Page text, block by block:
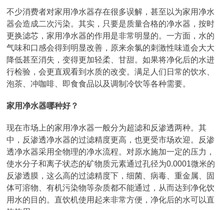
不少消费者对家用净水器存在很多误解，甚至以为家用净水
器会造成二次污染。其实，只要是质量合格的净水器，按时
更换滤芯，家用净水器的作用是非常明显的。一方面，水的
气味和口感会得到明显改善，原来余氯的刺激性味道会大大
降低甚至消失，变得更加轻柔、甘甜。如果将净化后的水进
行检验，会更直观看到水质的改变。满足人们日常的饮水、
泡茶、冲咖啡、即食食品以及调制冷饮等各种需要。
家用净水器哪种好？
现在市场上的家用净水器一般分为超滤和反渗透两种。其
中，反渗透净水器的过滤精度更高，也更受市场欢迎。反渗
透净水器采用全物理的净水流程。对原水施加一定的压力，
使水分子和离子状态的矿物质元素通过孔径为0.0001微米的
反渗透膜，这么高的过滤精度下，细菌、病毒、重金属、固
体可溶物、有机污染物等杂质都不能通过，从而达到净化饮
用水的目的。直饮机使用起来非常方便，净化后的水可以直